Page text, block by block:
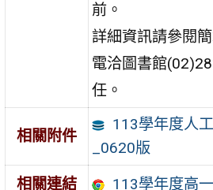
前。
詳細資訊請參閱
電洽圖書館
任。
相關附件
113學年度人
_0620版
相關連結 113學年度高